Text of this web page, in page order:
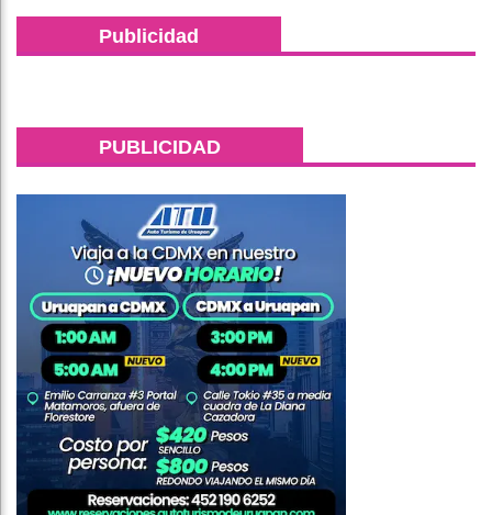
Publicidad
PUBLICIDAD